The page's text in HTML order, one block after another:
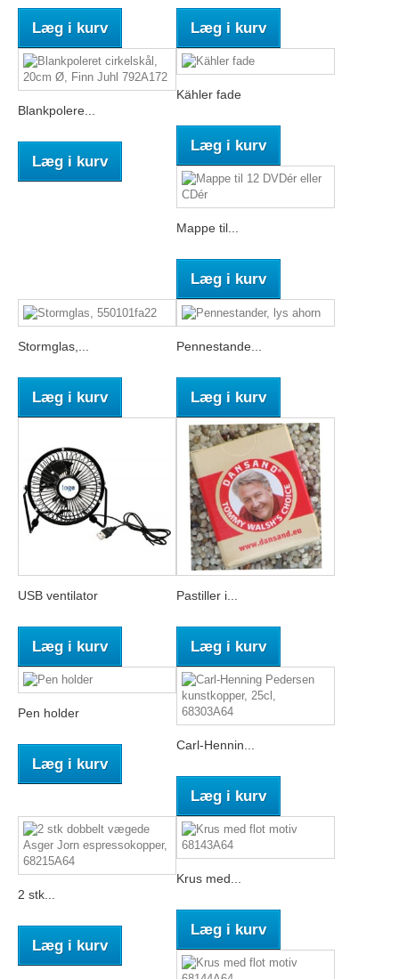
Læg i kurv Læg i kurv
Blankpolere...
Læg i kurv
Kähler fade
Læg i kurv
Mappe til...
Læg i kurv
Stormglas,...
Læg i kurv
Pennestande...
Læg i kurv
USB ventilator
Læg i kurv
Pastiller i...
Læg i kurv
Pen holder
Læg i kurv
Carl-Hennin...
Læg i kurv
2 stk...
Læg i kurv
Krus med...
Læg i kurv